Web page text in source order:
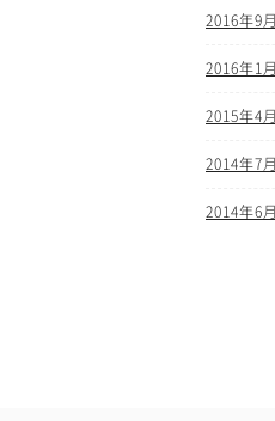
2016年9月
2016年1月
2015年4月
2014年7月
2014年6月